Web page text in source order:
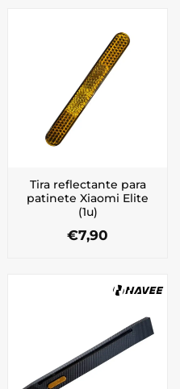
Tira reflectante para
patinete Xiaomi Elite
(1u)
€7,90